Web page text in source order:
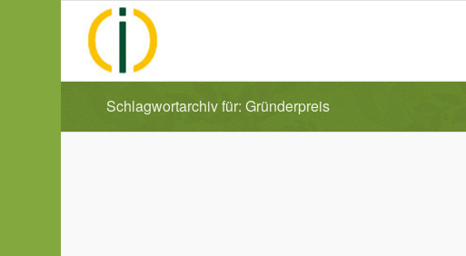
Schlagwortarchiv für: Gründerpreis